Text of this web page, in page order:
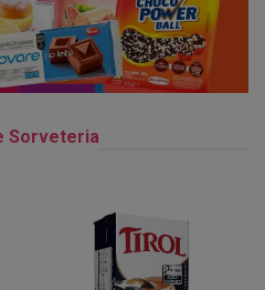
Sorveteria